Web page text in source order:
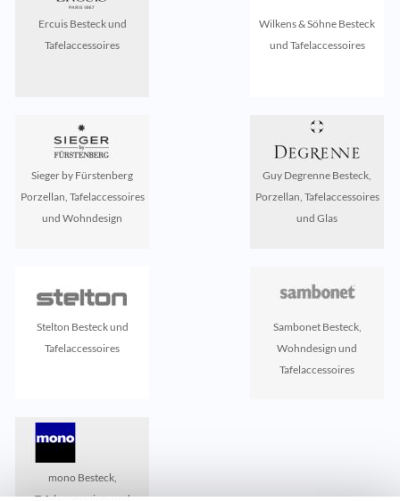
Ercuis Besteck und
Tafelaccessoires
Wilkens & Söhne Besteck
und Tafelaccessoires
Sieger by Fürstenberg
Porzellan, Tafelaccessoires
und Wohndesign
Guy Degrenne Besteck,
Porzellan, Tafelaccessoires
und Glas
Stelton Besteck und
Tafelaccessoires
Sambonet Besteck,
Wohndesign und
Tafelaccessoires
mono Besteck,